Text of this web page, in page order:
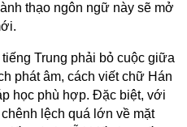
thạo ngôn ngữ này sẽ mở
Trung phải bỏ cuộc giữa
phát âm, cách viết chữ Hán
học phù hợp. Đặc biệt, với
lệch quá lớn về mặt